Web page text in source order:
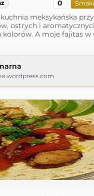
0
meksykańska
ostrych i
kolorów. A moje fajitas w